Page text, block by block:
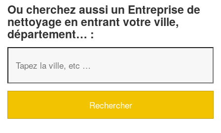
Ou cherchez aussi un Entreprise de
nettoyage en entrant votre ville,
département… :